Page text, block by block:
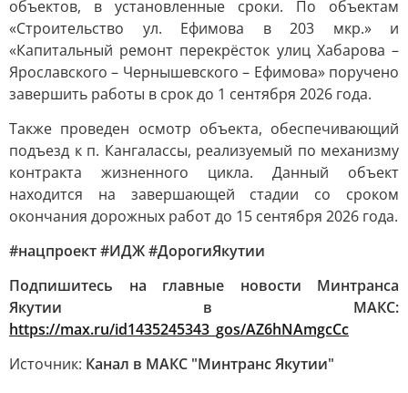
объектов, в установленные сроки. По объектам
«Строительство ул. Ефимова в 203 мкр.» и
«Капитальный ремонт перекрёсток улиц Хабарова –
Ярославского – Чернышевского – Ефимова» поручено
завершить работы в срок до 1 сентября 2026 года.
Также проведен осмотр объекта, обеспечивающий
подъезд к п. Кангалассы, реализуемый по механизму
контракта жизненного цикла. Данный объект
находится на завершающей стадии со сроком
окончания дорожных работ до 15 сентября 2026 года.
#нацпроект #ИДЖ #ДорогиЯкутии
Подпишитесь на главные новости Минтранса
Якутии в МАКС:
https://max.ru/id1435245343_gos/AZ6hNAmgcCc
Источник: Канал в МАКС "Минтранс Якутии"